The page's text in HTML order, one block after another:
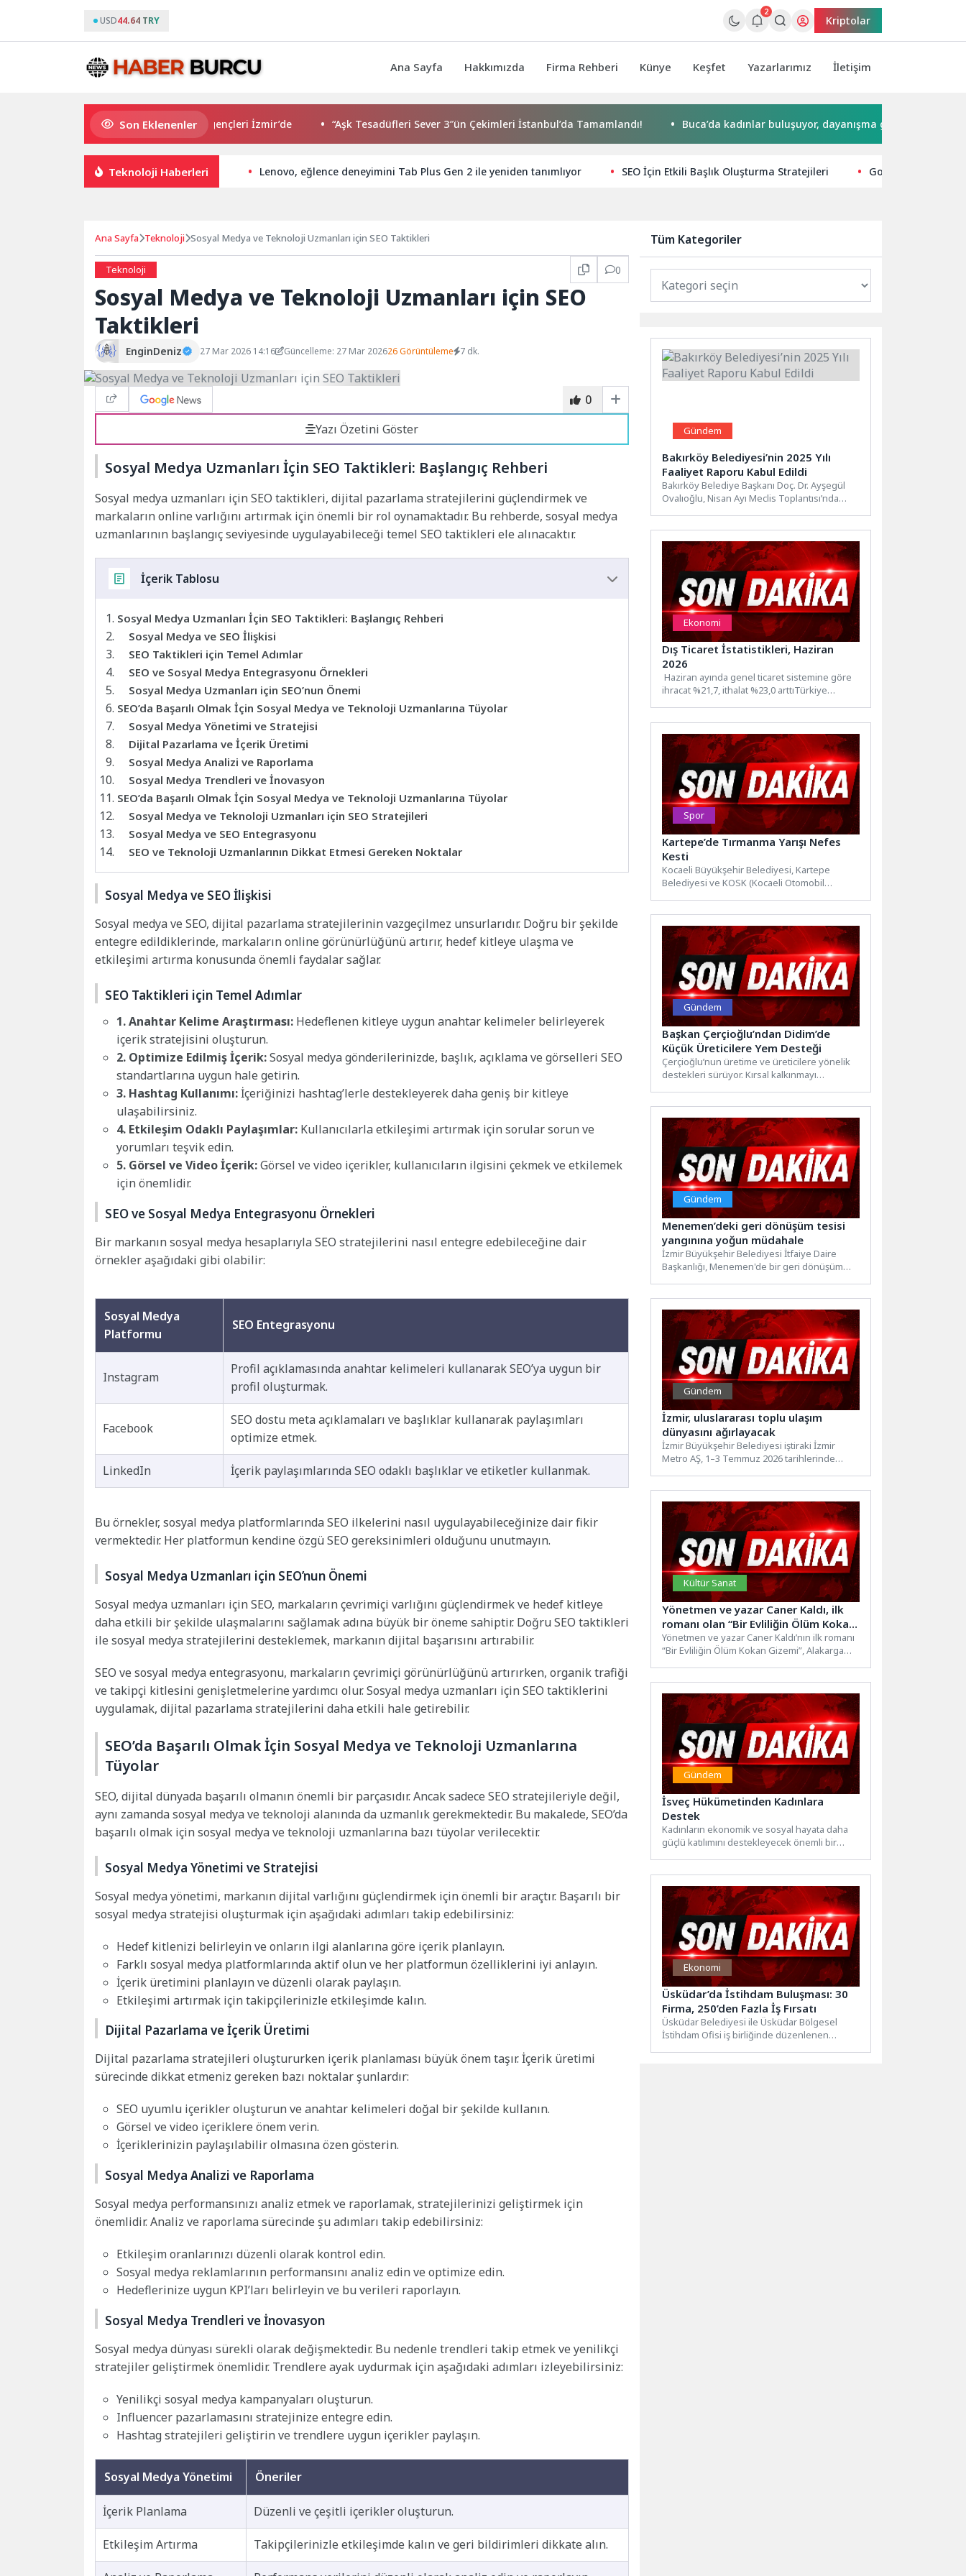
USD44.64 TRY
2
Kriptolar
Ana Sayfa Hakkımızda Firma Rehberi Künye Keşfet Yazarlarımız İletişim
Son Eklenenler
Avrupa Drama Buluşmaları gençleri İzmir’de “Aşk Tesadüfleri Sever 3″ün Çekimleri İstanbul’da Tamamlandı! Buca’da kadınlar buluşuyor, dayanışma güçleniyor
Teknoloji Haberleri Lenovo, eğlence deneyimini Tab Plus Gen 2 ile yeniden tanımlıyor SEO İçin Etkili Başlık Oluşturma Stratejileri Google’ın Şubat
Ana Sayfa Teknoloji Sosyal Medya ve Teknoloji Uzmanları için SEO Taktikleri
Teknoloji 0
Sosyal Medya ve Teknoloji Uzmanları için SEO
Taktikleri
EnginDeniz 27 Mar 2026 14:16 Güncelleme: 27 Mar 202626 Görüntüleme 7 dk.
0
Yazı Özetini Göster
Sosyal Medya Uzmanları İçin SEO Taktikleri: Başlangıç Rehberi
Sosyal medya uzmanları için SEO taktikleri, dijital pazarlama stratejilerini güçlendirmek ve
markaların online varlığını artırmak için önemli bir rol oynamaktadır. Bu rehberde, sosyal medya
uzmanlarının başlangıç seviyesinde uygulayabileceği temel SEO taktikleri ele alınacaktır.
İçerik Tablosu
Sosyal Medya Uzmanları İçin SEO Taktikleri: Başlangıç Rehberi
Sosyal Medya ve SEO İlişkisi
SEO Taktikleri için Temel Adımlar
SEO ve Sosyal Medya Entegrasyonu Örnekleri
Sosyal Medya Uzmanları için SEO’nun Önemi
SEO’da Başarılı Olmak İçin Sosyal Medya ve Teknoloji Uzmanlarına Tüyolar
Sosyal Medya Yönetimi ve Stratejisi
Dijital Pazarlama ve İçerik Üretimi
Sosyal Medya Analizi ve Raporlama
Sosyal Medya Trendleri ve İnovasyon
SEO’da Başarılı Olmak İçin Sosyal Medya ve Teknoloji Uzmanlarına Tüyolar
Sosyal Medya ve Teknoloji Uzmanları için SEO Stratejileri
Sosyal Medya ve SEO Entegrasyonu
SEO ve Teknoloji Uzmanlarının Dikkat Etmesi Gereken Noktalar
Sosyal Medya ve SEO İlişkisi
Sosyal medya ve SEO, dijital pazarlama stratejilerinin vazgeçilmez unsurlarıdır. Doğru bir şekilde
entegre edildiklerinde, markaların online görünürlüğünü artırır, hedef kitleye ulaşma ve
etkileşimi artırma konusunda önemli faydalar sağlar.
SEO Taktikleri için Temel Adımlar
1. Anahtar Kelime Araştırması: Hedeflenen kitleye uygun anahtar kelimeler belirleyerek
içerik stratejisini oluşturun.
2. Optimize Edilmiş İçerik:Sosyal medya gönderilerinizde, başlık, açıklama ve görselleri SEO
standartlarına uygun hale getirin.
3. Hashtag Kullanımı:İçeriğinizi hashtag’lerle destekleyerek daha geniş bir kitleye
ulaşabilirsiniz.
4. Etkileşim Odaklı Paylaşımlar: Kullanıcılarla etkileşimi artırmak için sorular sorun ve
yorumları teşvik edin.
5. Görsel ve Video İçerik:Görsel ve video içerikler, kullanıcıların ilgisini çekmek ve etkilemek
için önemlidir.
SEO ve Sosyal Medya Entegrasyonu Örnekleri
Bir markanın sosyal medya hesaplarıyla SEO stratejilerini nasıl entegre edebileceğine dair
örnekler aşağıdaki gibi olabilir:
Sosyal Medya
Platformu
SEO Entegrasyonu
Instagram
Profil açıklamasında anahtar kelimeleri kullanarak SEO’ya uygun bir
profil oluşturmak.
Facebook
SEO dostu meta açıklamaları ve başlıklar kullanarak paylaşımları
optimize etmek.
LinkedIn İçerik paylaşımlarında SEO odaklı başlıklar ve etiketler kullanmak.
Bu örnekler, sosyal medya platformlarında SEO ilkelerini nasıl uygulayabileceğinize dair fikir
vermektedir. Her platformun kendine özgü SEO gereksinimleri olduğunu unutmayın.
Sosyal Medya Uzmanları için SEO’nun Önemi
Sosyal medya uzmanları için SEO, markaların çevrimiçi varlığını güçlendirmek ve hedef kitleye
daha etkili bir şekilde ulaşmalarını sağlamak adına büyük bir öneme sahiptir. Doğru SEO taktikleri
ile sosyal medya stratejilerini desteklemek, markanın dijital başarısını artırabilir.
SEO ve sosyal medya entegrasyonu, markaların çevrimiçi görünürlüğünü artırırken, organik trafiği
ve takipçi kitlesini genişletmelerine yardımcı olur. Sosyal medya uzmanları için SEO taktiklerini
uygulamak, dijital pazarlama stratejilerini daha etkili hale getirebilir.
SEO’da Başarılı Olmak İçin Sosyal Medya ve Teknoloji Uzmanlarına
Tüyolar
SEO, dijital dünyada başarılı olmanın önemli bir parçasıdır. Ancak sadece SEO stratejileriyle değil,
aynı zamanda sosyal medya ve teknoloji alanında da uzmanlık gerekmektedir. Bu makalede, SEO’da
başarılı olmak için sosyal medya ve teknoloji uzmanlarına bazı tüyolar verilecektir.
Sosyal Medya Yönetimi ve Stratejisi
Sosyal medya yönetimi, markanın dijital varlığını güçlendirmek için önemli bir araçtır. Başarılı bir
sosyal medya stratejisi oluşturmak için aşağıdaki adımları takip edebilirsiniz:
Hedef kitlenizi belirleyin ve onların ilgi alanlarına göre içerik planlayın.
Farklı sosyal medya platformlarında aktif olun ve her platformun özelliklerini iyi anlayın.
İçerik üretimini planlayın ve düzenli olarak paylaşın.
Etkileşimi artırmak için takipçilerinizle etkileşimde kalın.
Dijital Pazarlama ve İçerik Üretimi
Dijital pazarlama stratejileri oluştururken içerik planlaması büyük önem taşır. İçerik üretimi
sürecinde dikkat etmeniz gereken bazı noktalar şunlardır:
SEO uyumlu içerikler oluşturun ve anahtar kelimeleri doğal bir şekilde kullanın.
Görsel ve video içeriklere önem verin.
İçeriklerinizin paylaşılabilir olmasına özen gösterin.
Sosyal Medya Analizi ve Raporlama
Sosyal medya performansınızı analiz etmek ve raporlamak, stratejilerinizi geliştirmek için
önemlidir. Analiz ve raporlama sürecinde şu adımları takip edebilirsiniz:
Etkileşim oranlarınızı düzenli olarak kontrol edin.
Sosyal medya reklamlarının performansını analiz edin ve optimize edin.
Hedeflerinize uygun KPI’ları belirleyin ve bu verileri raporlayın.
Sosyal Medya Trendleri ve İnovasyon
Sosyal medya dünyası sürekli olarak değişmektedir. Bu nedenle trendleri takip etmek ve yenilikçi
stratejiler geliştirmek önemlidir. Trendlere ayak uydurmak için aşağıdaki adımları izleyebilirsiniz:
Yenilikçi sosyal medya kampanyaları oluşturun.
Influencer pazarlamasını stratejinize entegre edin.
Hashtag stratejileri geliştirin ve trendlere uygun içerikler paylaşın.
Sosyal Medya Yönetimi Öneriler
İçerik Planlama Düzenli ve çeşitli içerikler oluşturun.
Etkileşim Artırma Takipçilerinizle etkileşimde kalın ve geri bildirimleri dikkate alın.
Tüm Kategoriler
Gündem
Bakırköy Belediyesi’nin 2025 Yılı
Faaliyet Raporu Kabul Edildi
Bakırköy Belediye Başkanı Doç. Dr. Ayşegül
Ovalıoğlu, Nisan Ayı Meclis Toplantısı’nda
Ekonomi
Dış Ticaret İstatistikleri, Haziran
2026
Haziran ayında genel ticaret sistemine göre
ihracat %21,7, ithalat %23,0 arttıTürkiye
Spor
Kartepe’de Tırmanma Yarışı Nefes
Kesti
Kocaeli Büyükşehir Belediyesi, Kartepe
Belediyesi ve KOSK (Kocaeli Otomobil
Gündem
Başkan Çerçioğlu’ndan Didim’de
Küçük Üreticilere Yem Desteği
Çerçioğlu’nun üretime ve üreticilere yönelik
destekleri sürüyor. Kırsal kalkınmayı
Gündem
Menemen’deki geri dönüşüm tesisi
yangınına yoğun müdahale
İzmir Büyükşehir Belediyesi İtfaiye Daire
Başkanlığı, Menemen'de bir geri dönüşüm
Gündem
İzmir, uluslararası toplu ulaşım
dünyasını ağırlayacak
İzmir Büyükşehir Belediyesi iştiraki İzmir
Metro AŞ, 1–3 Temmuz 2026 tarihlerinde
Kültür Sanat
Yönetmen ve yazar Caner Kaldı, ilk
romanı olan “Bir Evliliğin Ölüm Kokan
Gizemi” kitabının imza gününde
okurlarıyla buluştu.
Yönetmen ve yazar Caner Kaldı’nın ilk romanı
“Bir Evliliğin Ölüm Kokan Gizemi”, Alakarga
Gündem
İsveç Hükümetinden Kadınlara
Destek
Kadınların ekonomik ve sosyal hayata daha
güçlü katılımını destekleyecek önemli bir
Ekonomi
Üsküdar’da İstihdam Buluşması: 30
Firma, 250’den Fazla İş Fırsatı
Üsküdar Belediyesi ile Üsküdar Bölgesel
İstihdam Ofisi iş birliğinde düzenlenen